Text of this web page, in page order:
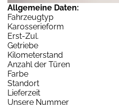
Allgemeine Daten:
Fahrzeugtyp
Karosserieform
Erst-Zul.
Getriebe
Kilometerstand
Anzahl der Türen
Farbe
Standort
Lieferzeit
Unsere Nummer